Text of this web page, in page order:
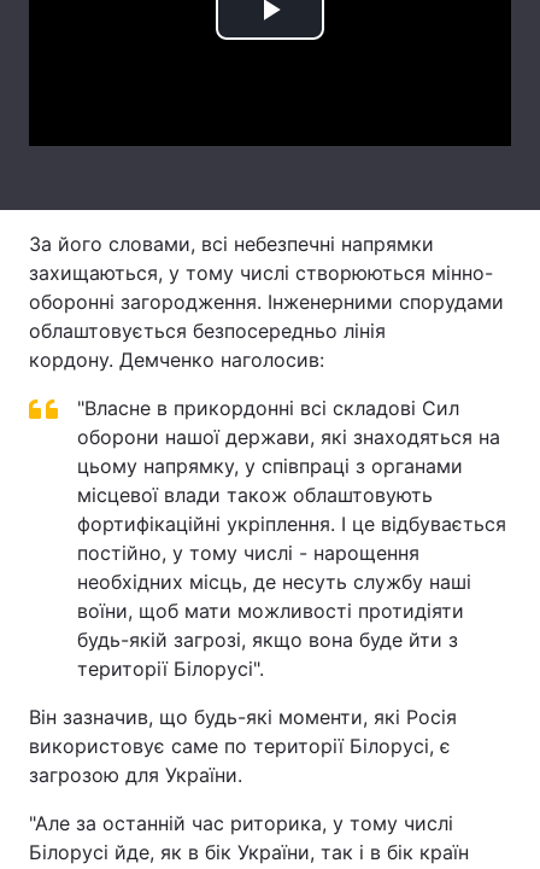
Play
За його словами, всі небезпечні напрямки
захищаються, у тому числі створюються мінно-
оборонні загородження. Інженерними спорудами
облаштовується безпосередньо лінія
кордону. Демченко наголосив:
"Власне в прикордонні всі складові Сил
оборони нашої держави, які знаходяться на
цьому напрямку, у співпраці з органами
місцевої влади також облаштовують
фортифікаційні укріплення. І це відбувається
постійно, у тому числі - нарощення
необхідних місць, де несуть службу наші
воїни, щоб мати можливості протидіяти
будь-якій загрозі, якщо вона буде йти з
території Білорусі".
Він зазначив, що будь-які моменти, які Росія
використовує саме по території Білорусі, є
загрозою для України.
"Але за останній час риторика, у тому числі
Білорусі йде, як в бік України, так і в бік країн